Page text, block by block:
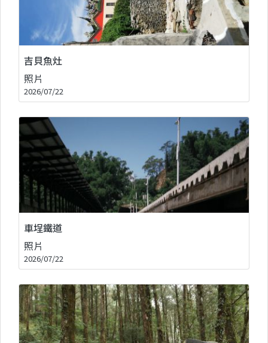
吉貝魚灶
照片
2026/07/22
車埕鐵道
照片
2026/07/22